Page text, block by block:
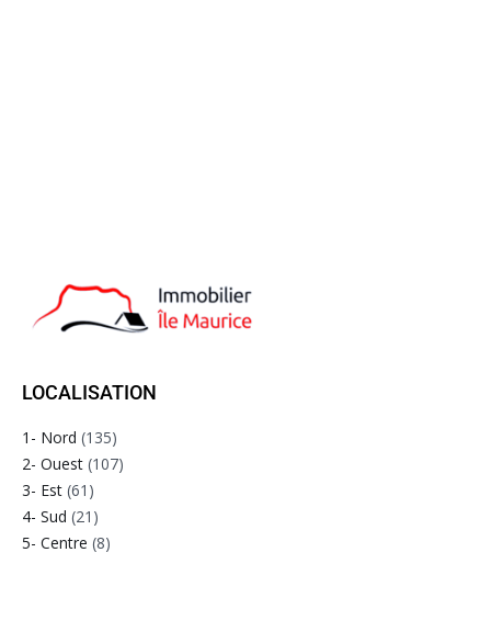
LOCALISATION
1- Nord (135)
2- Ouest (107)
3- Est (61)
4- Sud (21)
5- Centre (8)